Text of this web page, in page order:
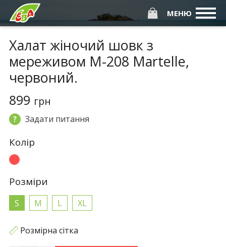
МЕНЮ
Халат жіночий шовк з
мереживом М-208 Martelle,
червоний.
899 грн
Задати питання
Колiр
Розмiри
S M L XL
Розмірна сітка